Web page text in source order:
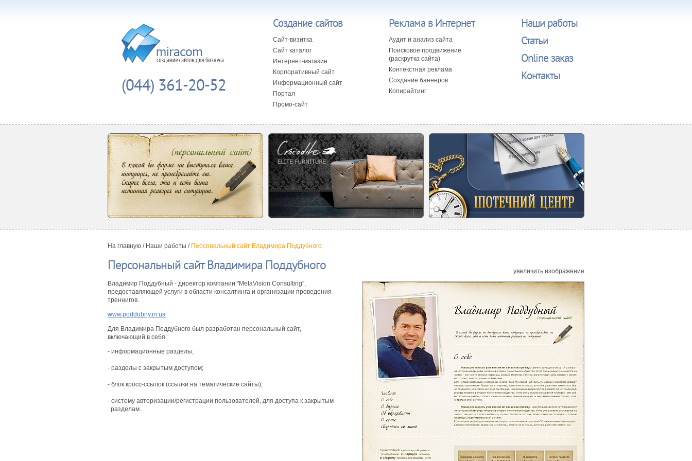
(044) 361-20-52
Создание сайтов
Сайт-визитка
Сайт каталог
Интернет-магазин
Корпоративный сайт
Информационный сайт
Портал
Промо-сайт
Реклама в Интернет
Аудит и анализ сайта
Поисковое продвижение
(раскрутка сайта)
Контекстная реклама
Создание баннеров
Копирайтинг
Наши работы
Статьи
Online заказ
Контакты
На главную / Наши работы / Персональный сайт Владимира Поддубного
Персональный сайт Владимира Поддубного
Владимир Поддубный - директор компании "MetaVision Consulting",
предоставляющей услуги в области консалтинга и организации проведения
треннигов.
www.poddubny.in.ua
Для Владимира Поддубного был разработан персональный сайт,
включающий в себя:
- информационные разделы;
- разделы с закрытым доступом;
- блок кросс-ссылок (ссылки на тематические сайты);
- систему авторизации/регистрации пользователей, для доступа к закрытым
разделам.
увеличить изображение